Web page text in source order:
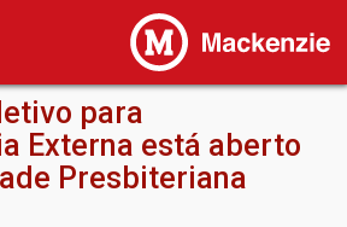
para
Externa está aberto
Presbiteriana